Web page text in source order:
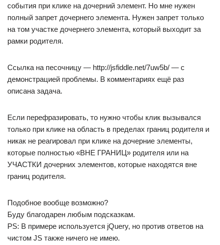
события при клике на дочерний элемент. Но мне нужен
полный запрет дочернего элемента. Нужен запрет только
на том участке дочернего элемента, который выходит за
рамки родителя.
Ссылка на песочницу — http://jsfiddle.net/7uw5b/ — с
демонстрацией проблемы. В комментариях ещё раз
описана задача.
Если перефразировать, то нужно чтобы клик вызывался
только при клике на область в пределах границ родителя и
никак не реагировал при клике на дочерние элементы,
которые полностью «ВНЕ ГРАНИЦ» родителя или на
УЧАСТКИ дочерних элементов, которые находятся вне
границ родителя.
Подобное вообще возможно?
Буду благодарен любым подсказкам.
PS: В примере иcпользуется jQuery, но против ответов на
чистом JS также ничего не имею.